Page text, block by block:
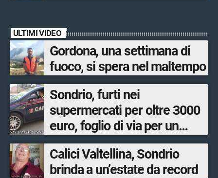
ULTIMI VIDEO
Gordona, una settimana di
fuoco, si spera nel maltempo
Sondrio, furti nei
supermercati per oltre 3000
euro, foglio di via per un
ventinovenne
Calici Valtellina, Sondrio
brinda a un’estate da record